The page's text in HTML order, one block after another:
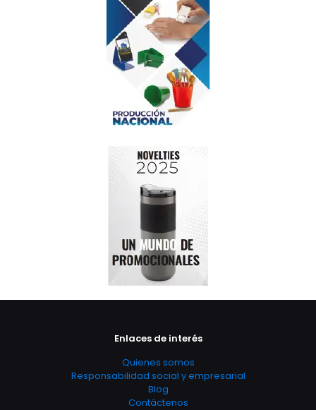
Enlaces de interés
Quienes somos
Responsabilidad social y empresarial
Blog
Contáctenos